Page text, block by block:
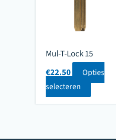
Mul-T-Lock 15
€22.50
Opties
selecteren